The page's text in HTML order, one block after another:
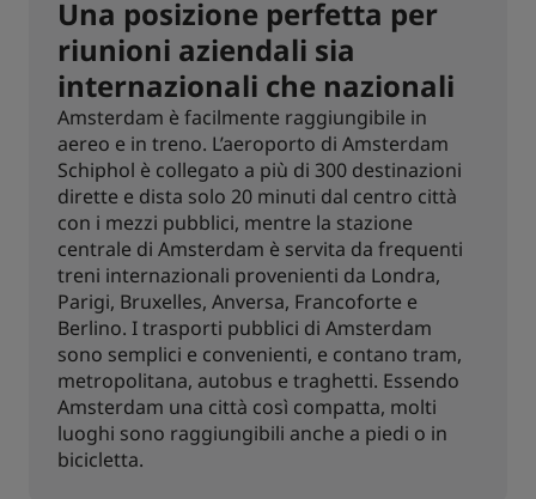
Una posizione perfetta per
riunioni aziendali sia
internazionali che nazionali
Amsterdam è facilmente raggiungibile in
aereo e in treno. L’aeroporto di Amsterdam
Schiphol è collegato a più di 300 destinazioni
dirette e dista solo 20 minuti dal centro città
con i mezzi pubblici, mentre la stazione
centrale di Amsterdam è servita da frequenti
treni internazionali provenienti da Londra,
Parigi, Bruxelles, Anversa, Francoforte e
Berlino. I trasporti pubblici di Amsterdam
sono semplici e convenienti, e contano tram,
metropolitana, autobus e traghetti. Essendo
Amsterdam una città così compatta, molti
luoghi sono raggiungibili anche a piedi o in
bicicletta.